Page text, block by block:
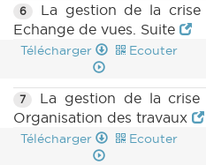
6
La gestion de la crise
Echange de vues. Suite
Télécharger Ecouter
7
La gestion de la crise
Organisation des travaux
Télécharger Ecouter